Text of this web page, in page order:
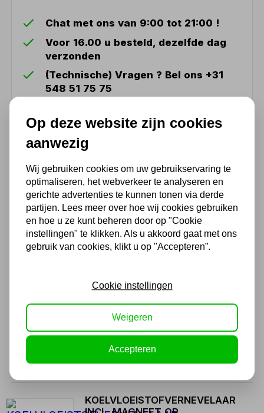
Chat met ons van 9:00 tot 21:00 !
Voor 16.00 u besteld, dezelfde dag
verzonden
(Technische) Vragen ? Bel ons +31
548 51 75 75
Twents familiebedrijf sinds 1992 !
Ook handig
UNIVERSELE MACHINEVOET
DX / MH20V MH22V
320,65
265,00 excl. BTW
SNELSPANBOORHOUDER
TYPE BK 0,2-13
44,17
KOELVLOEISTOFVERNEVELAAR
Op deze website zijn cookies
aanwezig
Wij gebruiken cookies om uw gebruikservaring te
optimaliseren, het webverkeer te analyseren en
gerichte advertenties te kunnen tonen via derde
partijen. Lees meer over hoe wij cookies gebruiken
en hoe u ze kunt beheren door op "Cookie
instellingen" te klikken. Als u akkoord gaat met ons
gebruik van cookies, klikt u op "Accepteren”.
Cookie instellingen
Weigeren
Accepteren